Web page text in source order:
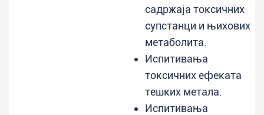
садржаја токсичних
супстанци и њихових
метаболита.
Испитивања
токсичних ефеката
тешких метала.
Испитивања